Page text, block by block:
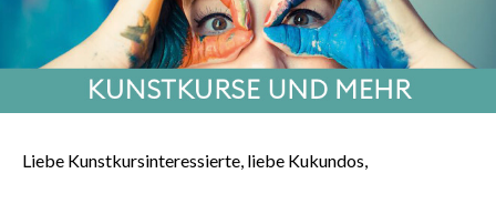
Liebe Kunstkursinteressierte, liebe Kukundos,